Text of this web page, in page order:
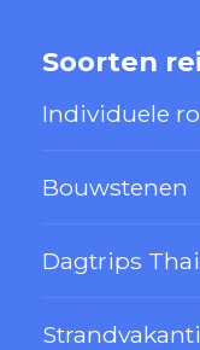
Soorten
Individuele
Bouwstenen
Dagtrips